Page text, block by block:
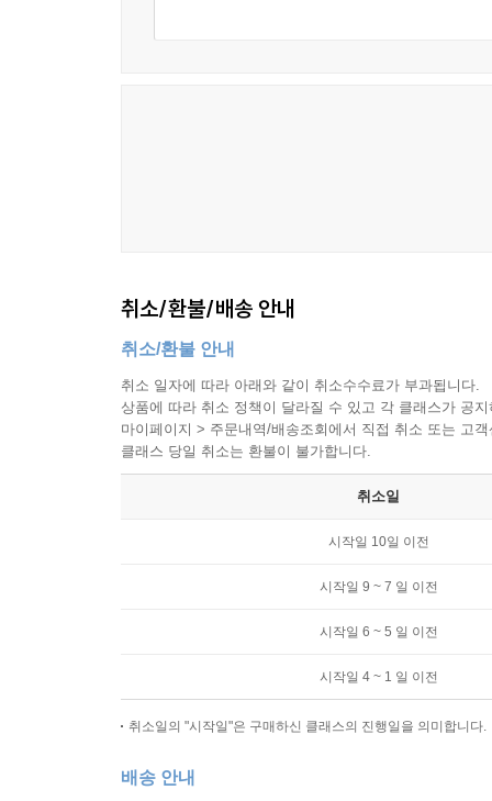
취소/환불/배송 안내
취소/환불 안내
취소 일자에 따라 아래와 같이 취소수수료가 부과됩니다.
상품에 따라 취소 정책이 달라질 수 있고 각 클래스가 공
마이페이지 > 주문내역/배송조회에서 직접 취소 또는 고
클래스 당일 취소는 환불이 불가합니다.
취소일
시작일 10일 이전
시작일 9 ~ 7 일 이전
시작일 6 ~ 5 일 이전
시작일 4 ~ 1 일 이전
취소일의 "시작일"은 구매하신 클래스의 진행일을 의미합니다.
배송 안내